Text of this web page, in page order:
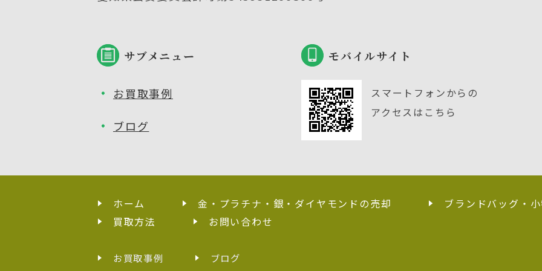
サブメニュー
お買取事例
ブログ
モバイルサイト
スマートフォンからの
アクセスはこちら
ホーム 金・プラチナ・銀・ダイヤモンドの売却
ブランドバッグ・
買取方法
お問い合わせ
お買取事例 ブログ